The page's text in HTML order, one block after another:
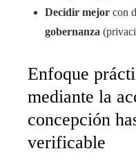
Decidir mejor con
gobernanza
Enfoque
mediante la
concepción
verificable